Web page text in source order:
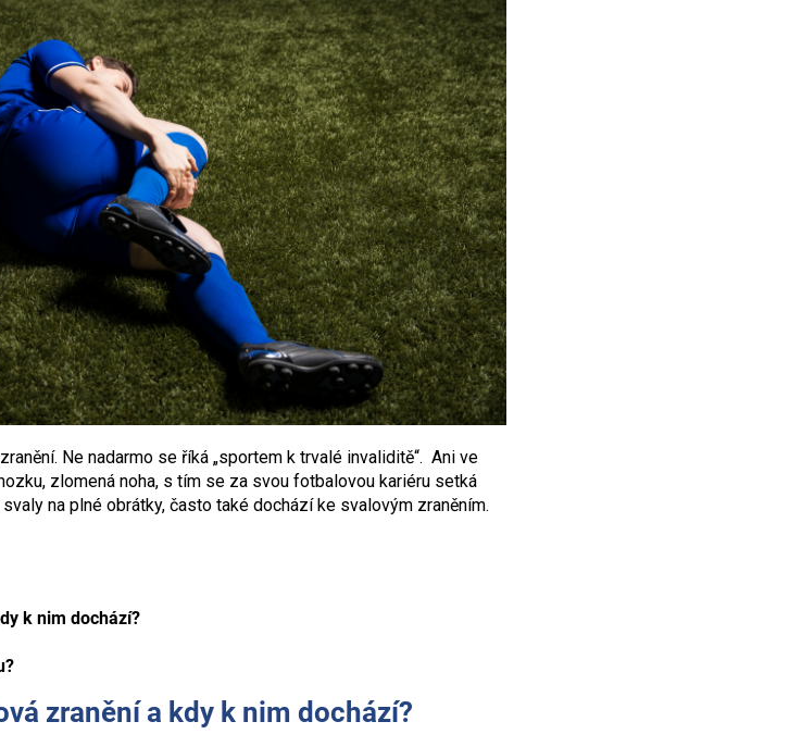
Ne nadarmo se říká „sportem k trvalé invaliditě“. Ani ve
zlomená noha, s tím se za svou fotbalovou kariéru setká
na plné obrátky, často také dochází ke svalovým zraněním.
k nim dochází?
zranění a kdy k nim dochází?